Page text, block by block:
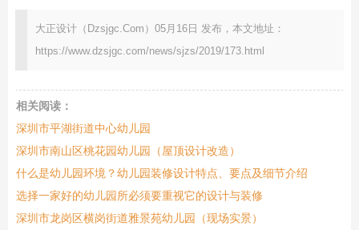
大正设计（Dzsjgc.Com）05月16日 发布，本文地址：
https://www.dzsjgc.com/news/sjzs/2019/173.html
相关阅读：
深圳市平湖街道中心幼儿园
深圳市南山区桃花园幼儿园（屋顶设计改造）
什么是幼儿园环境？幼儿园装修设计特点、要点及细节介绍
选择一家好的幼儿园所必须要重视它的设计与装修
深圳市龙岗区横岗街道雅景苑幼儿园（现场实景）